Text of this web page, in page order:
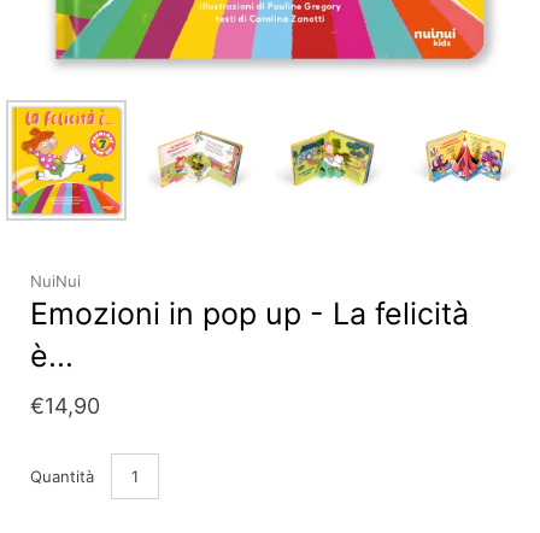
NuiNui
Emozioni in pop up - La felicità
è...
€14,90
Quantità